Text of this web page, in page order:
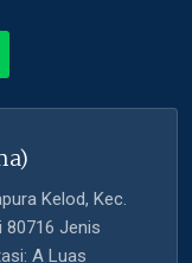
Kelod, Kec.
80716 Jenis
A Luas